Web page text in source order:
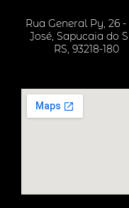
e
b
o
k
Rua General Py, 26 -
José, Sapucaia do
RS, 93218-180